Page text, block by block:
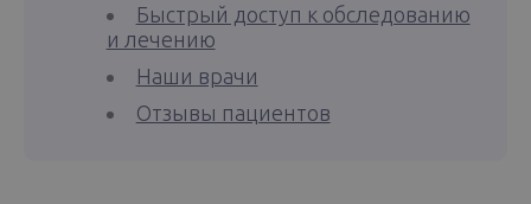
Быстрый доступ к обследованию
и лечению
Наши врачи
Отзывы пациентов